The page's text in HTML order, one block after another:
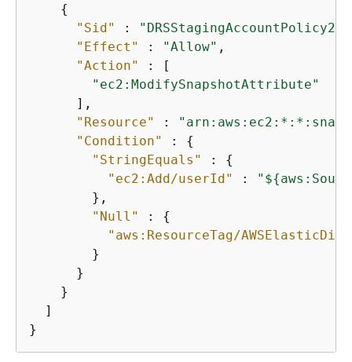
{
"Sid"
: "DRSStagingAccountPolicy2"
"Effect"
: "Allow" ,
"Action"
: [
"ec2:ModifySnapshotAttribute"
      ],
"Resource"
:
"Condition"
: {
"StringEquals"
: {
"ec2:Add/userId"
: "${
        },
"Null"
: {
"aws:ResourceTag/
        }
      }
    }
  ]
}